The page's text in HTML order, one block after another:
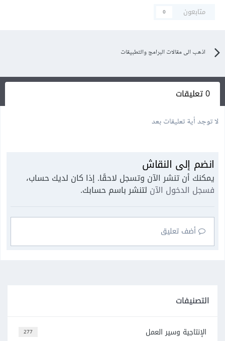
متابعون 0
اذهب الى مقالات البرامج والتطبيقات
0 تعليقات
لا توجد أية تعليقات بعد
انضم إلى النقاش
يمكنك أن تنشر الآن وتسجل لاحقًا. إذا كان لديك حساب،
فسجل الدخول الآن لتنشر باسم حسابك.
أضف تعليق
التصنيفات
277 الإنتاجية وسير العمل